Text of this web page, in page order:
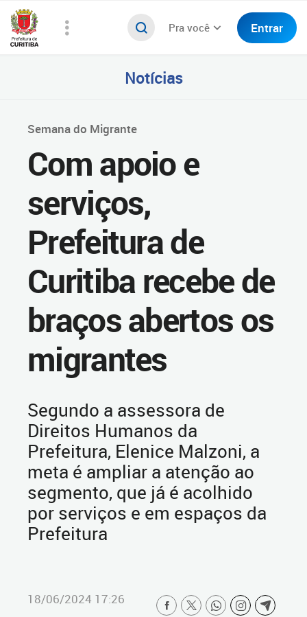
Pra você Entrar
Notícias
Semana do Migrante
Com apoio e
serviços,
Prefeitura de
Curitiba recebe de
braços abertos os
migrantes
Segundo a assessora de
Direitos Humanos da
Prefeitura, Elenice Malzoni, a
meta é ampliar a atenção ao
segmento, que já é acolhido
por serviços e em espaços da
Prefeitura
18/06/2024 17:26